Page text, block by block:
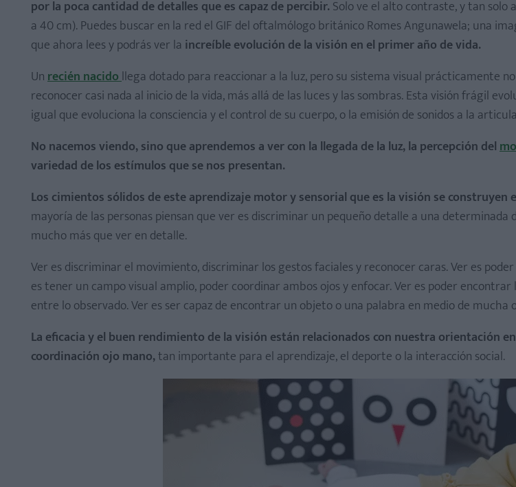
Primera etapa: fijación monocular visual (0-2 meses)
Tercera etapa: coordinación ojo-mano, tridimensionalidad (5-9 meses)
Cuarta etapa: el todo y las partes (9-12 meses)
por la poca cantidad de detalles que es capaz de percibir. Solo ve el alto contraste, y tan solo
a 40 cm). Puedes buscar en la red el GIF del oftalmólogo británico Romes Angunawela; una
que ahora lees y podrás ver la increíble evolución de la visión en el primer año de vida.
Unrecién nacidollega dotado para reaccionar a la luz, pero su sistema visual prácticamente
reconocer casi nada al inicio de la vida, más allá de las luces y las sombras. Esta visión frágil
igual que evoluciona la consciencia y el control de su cuerpo, o la emisión de sonidos a la
No nacemos viendo, sino que aprendemos a ver con la llegada de la luz, la percepción del
variedad de los estímulos que se nos presentan.
Los cimientos sólidos de este aprendizaje motor y sensorial que es la visión se construyen
mayoría de las personas piensan que ver es discriminar un pequeño detalle a una determinada
mucho más que ver en detalle.
Ver es discriminar el movimiento, discriminar los gestos faciales y reconocer caras. Ver es
es tener un campo visual amplio, poder coordinar ambos ojos y enfocar. Ver es poder encontrar
entre lo observado. Ver es ser capaz de encontrar un objeto o una palabra en medio de
La eficacia y el buen rendimiento de la visión están relacionados con nuestra orientación
coordinación ojo mano,tan importante para el aprendizaje, el deporte o la interacción social.